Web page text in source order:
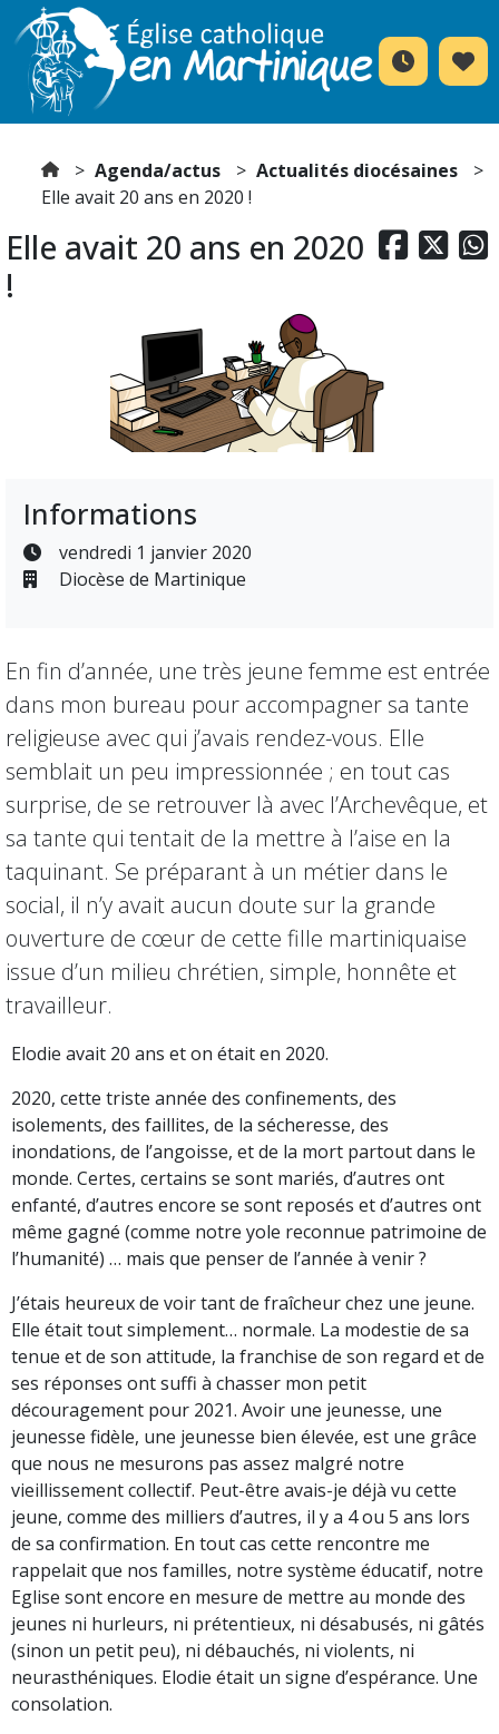
Agenda/actus
Actualités diocésaines
Elle avait 20 ans en 2020 !
  
Elle avait 20 ans en 2020
!
Informations
vendredi 1 janvier 2020
Diocèse de Martinique
En fin d’année, une très jeune femme est entrée
dans mon bureau pour accompagner sa tante
religieuse avec qui j’avais rendez-vous. Elle
semblait un peu impressionnée ; en tout cas
surprise, de se retrouver là avec l’Archevêque, et
sa tante qui tentait de la mettre à l’aise en la
taquinant. Se préparant à un métier dans le
social, il n’y avait aucun doute sur la grande
ouverture de cœur de cette fille martiniquaise
issue d’un milieu chrétien, simple, honnête et
travailleur.
Elodie avait 20 ans et on était en 2020.
2020, cette triste année des confinements, des
isolements, des faillites, de la sécheresse, des
inondations, de l’angoisse, et de la mort partout dans le
monde. Certes, certains se sont mariés, d’autres ont
enfanté, d’autres encore se sont reposés et d’autres ont
même gagné (comme notre yole reconnue patrimoine de
l’humanité) … mais que penser de l’année à venir ?
J’étais heureux de voir tant de fraîcheur chez une jeune.
Elle était tout simplement… normale. La modestie de sa
tenue et de son attitude, la franchise de son regard et de
ses réponses ont suffi à chasser mon petit
découragement pour 2021. Avoir une jeunesse, une
jeunesse fidèle, une jeunesse bien élevée, est une grâce
que nous ne mesurons pas assez malgré notre
vieillissement collectif. Peut-être avais-je déjà vu cette
jeune, comme des milliers d’autres, il y a 4 ou 5 ans lors
de sa confirmation. En tout cas cette rencontre me
rappelait que nos familles, notre système éducatif, notre
Eglise sont encore en mesure de mettre au monde des
jeunes ni hurleurs, ni prétentieux, ni désabusés, ni gâtés
(sinon un petit peu), ni débauchés, ni violents, ni
neurasthéniques. Elodie était un signe d’espérance. Une
consolation.